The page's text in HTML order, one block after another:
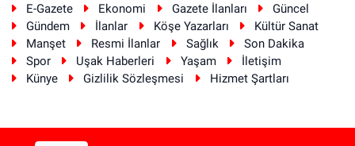
E-Gazete Ekonomi Gazete İlanları
Güncel
Gündem
İlanlar Köşe Yazarları
Kültür Sanat
Manşet
Resmi İlanlar Sağlık
Son Dakika
Spor
Uşak Haberleri Yaşam
İletişim
Künye
Gizlilik Sözleşmesi Hizmet Şartları